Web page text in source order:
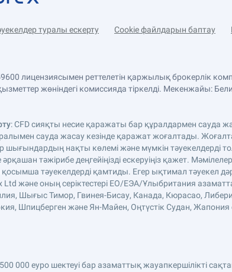
туралы ескерту Cookie файлдарын баптау
лицензиясымен реттелетін қаржылық брокерлік
жөніндегі комиссияда тіркелді. Мекенжайы:
: CFD сияқты несие қаражаты бар құралдармен сауда
сауда жасау кезінде қаражат жоғалтады.
шығындардың нақты көлемі және мүмкін тәуекелдерді
тәжірибе деңгейіңізді ескеруіңіз қажет.
тәуекелдерді қамтиды. Егер ықтимал тәуекел
және оның серіктестері ЕО/ЕЭА/Ұлыбритания
Шығыс Тимор, Гвинея-Бисау, Канада, Кюрасао,
Шпицберген және Ян-Майен, Оңтүстік Судан, Жапония
000 еуро шектеуі бар азаматтық жауапкершілікті